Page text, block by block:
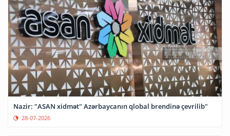
Nazir: "ASAN xidmət" Azərbaycanın qlobal brendinə çevrilib"
28-07-2026